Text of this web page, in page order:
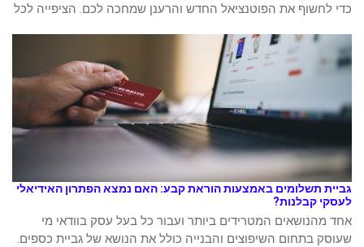
כדי לחשוף את הפוטנציאל החדש והרענן שמחכה לכם. הציפייה לכל
גביית תשלומים באמצעות הוראת קבע: האם נמצא הפתרון האידיאלי
לעסקי קבלנות?
אחד מהנושאים המטרידים ביותר ועבור כל בעל עסק בוודאי מי
שעוסק בתחום השיפוצים והבנייה כולל את הנושא של גביית כספים.